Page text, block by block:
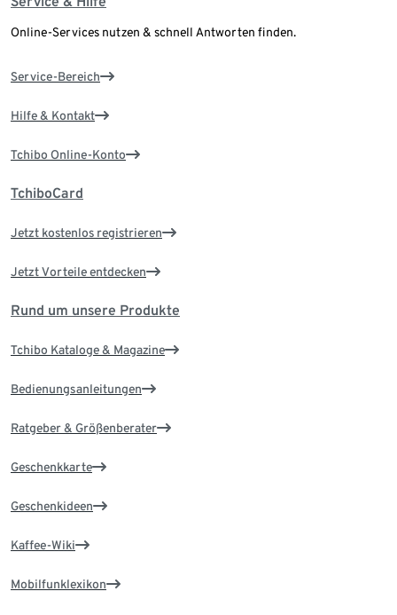
Online-Services nutzen & schnell Antworten finden.
Service-Bereich
Hilfe & Kontakt
Tchibo Online-Konto
TchiboCard
Jetzt kostenlos registrieren
Jetzt Vorteile entdecken
Rund um unsere Produkte
Tchibo Kataloge & Magazine
Bedienungsanleitungen
Ratgeber & Größenberater
Geschenkkarte
Geschenkideen
Kaffee-Wiki
Mobilfunklexikon